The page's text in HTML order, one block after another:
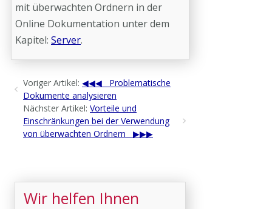
mit überwachten Ordnern in der
Online Dokumentation unter dem
Kapitel: Server.
Voriger Artikel:
Problematische
Dokumente analysieren
Nächster Artikel: Vorteile und
Einschränkungen bei der Verwendung
von überwachten Ordnern
Wir helfen Ihnen